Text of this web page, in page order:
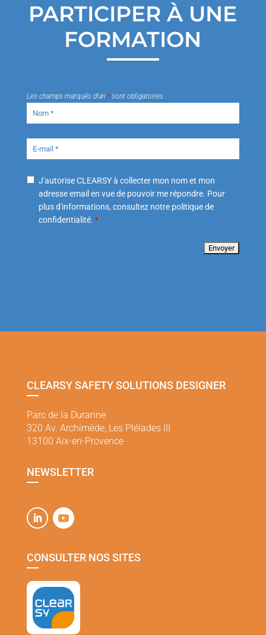
PARTICIPER À UNE
FORMATION
Les champs marqués d’un *sont obligatoires
J'autorise CLEARSY à collecter mon nom et mon
adresse email en vue de pouvoir me répondre. Pour
plus d'informations, consultez notre politique de
confidentialité. *
CLEARSY SAFETY SOLUTIONS DESIGNER
Parc de la Duranne
320 Av. Archimède, Les Pléiades III
13100 Aix-en-Provence
NEWSLETTER
CONSULTER NOS SITES